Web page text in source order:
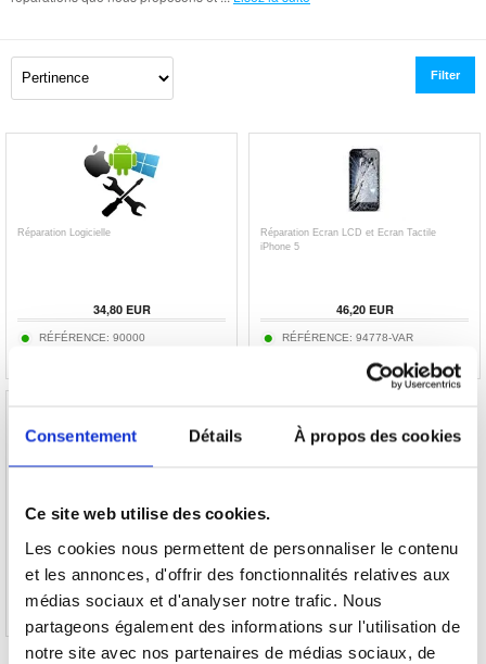
Consentement Détails À propos des cookies
Ce site web utilise des cookies.
Les cookies nous permettent de personnaliser le contenu
et les annonces, d'offrir des fonctionnalités relatives aux
médias sociaux et d'analyser notre trafic. Nous
partageons également des informations sur l'utilisation de
notre site avec nos partenaires de médias sociaux, de
Filter
Réparation Logicielle
34,80 EUR
RÉFÉRENCE: 90000
Réparation Ecran LCD et Ecran Tactile
iPhone 5
46,20 EUR
RÉFÉRENCE: 94778-VAR
RÉFÉRENCE: 94777